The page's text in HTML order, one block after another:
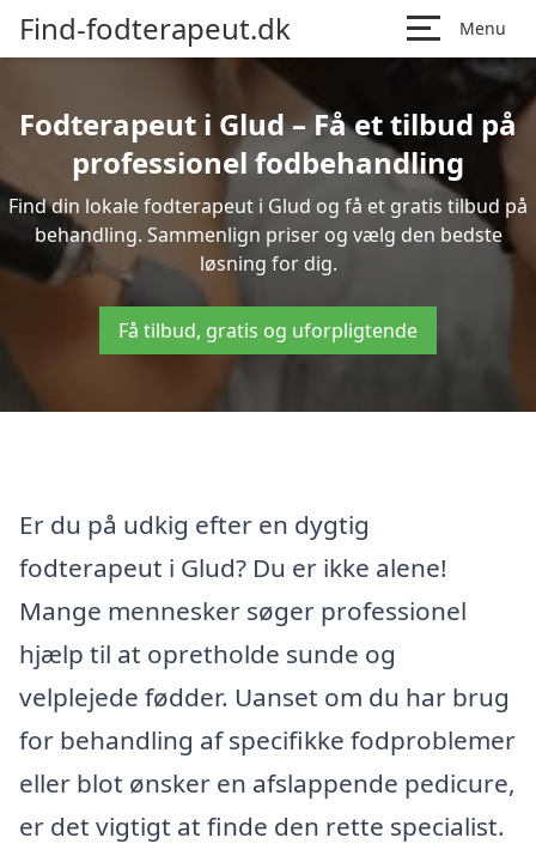
Find-fodterapeut.dk Menu
Fodterapeut i Glud – Få et tilbud på
professionel fodbehandling
Find din lokale fodterapeut i Glud og få et gratis tilbud på
behandling. Sammenlign priser og vælg den bedste
løsning for dig.
Få tilbud, gratis og uforpligtende
Er du på udkig efter en dygtig
fodterapeut i Glud? Du er ikke alene!
Mange mennesker søger professionel
hjælp til at opretholde sunde og
velplejede fødder. Uanset om du har brug
for behandling af specifikke fodproblemer
eller blot ønsker en afslappende pedicure,
er det vigtigt at finde den rette specialist.